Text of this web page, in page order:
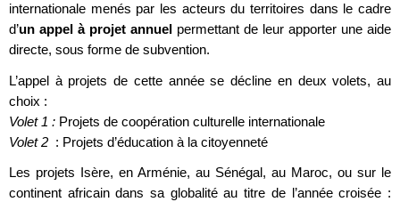
internationale menés par les acteurs du territoires dans le cadre
d’un appel à projet annuel permettant de leur apporter une aide
directe, sous forme de subvention.
L’appel à projets de cette année se décline en deux volets, au
choix :
Volet 1 : Projets de coopération culturelle internationale
Volet 2 : Projets d’éducation à la citoyenneté
Les projets Isère, en Arménie, au Sénégal, au Maroc, ou sur le
continent africain dans sa globalité au titre de l’année croisée :